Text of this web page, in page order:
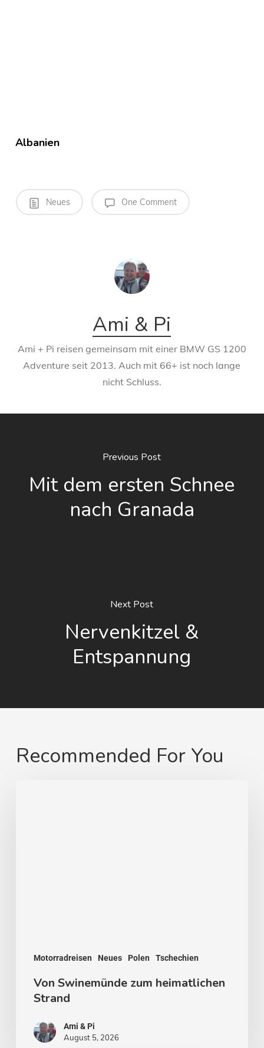
Albanien
Neues One Comment
Ami & Pi
Ami + Pi reisen gemeinsam mit einer BMW GS 1200
Adventure seit 2013. Auch mit 66+ ist noch lange
nicht Schluss.
Previous Post
Mit dem ersten Schnee
nach Granada
Next Post
Nervenkitzel &
Entspannung
Recommended For You
Motorradreisen Neues Polen Tschechien
Von Swinemünde zum heimatlichen
Strand
Ami & Pi
August 5, 2026